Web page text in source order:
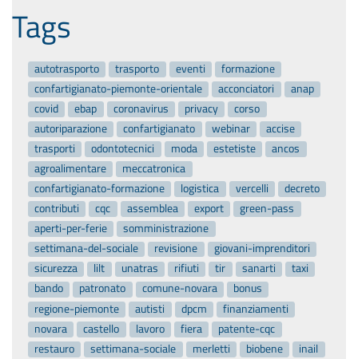
Tags
autotrasporto trasporto eventi
formazione
confartigianato-piemonte-orientale
acconciatori
anap
covid
ebap coronavirus privacy
corso
autoriparazione
confartigianato webinar
accise
trasporti
odontotecnici moda estetiste
ancos
agroalimentare
meccatronica
confartigianato-formazione
logistica vercelli
decreto
contributi
cqc assemblea export
green-pass
aperti-per-ferie
somministrazione
settimana-del-sociale
revisione
giovani-imprenditori
sicurezza
lilt unatras rifiuti tir sanarti
taxi
bando
patronato comune-novara
bonus
regione-piemonte
autisti dpcm
finanziamenti
novara
castello lavoro fiera
patente-cqc
restauro
settimana-sociale merletti biobene
inail